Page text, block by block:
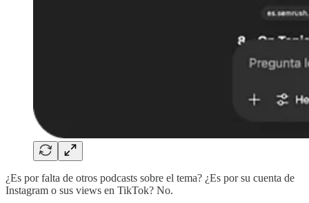
¿Es por falta de otros podcasts sobre el tema? ¿Es por su cuenta de
Instagram o sus views en TikTok? No.